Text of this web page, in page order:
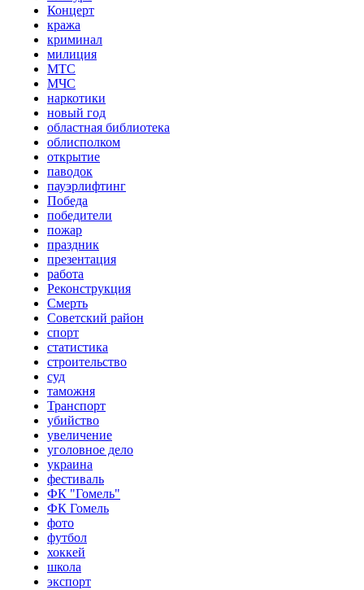
Концерт
кража
криминал
милиция
МТС
МЧС
наркотики
новый год
областная библиотека
облисполком
открытие
паводок
пауэрлифтинг
Победа
победители
пожар
праздник
презентация
работа
Реконструкция
Смерть
Советский район
спорт
статистика
строительство
суд
таможня
Транспорт
убийство
увеличение
уголовное дело
украина
фестиваль
ФК "Гомель"
ФК Гомель
фото
футбол
хоккей
школа
экспорт